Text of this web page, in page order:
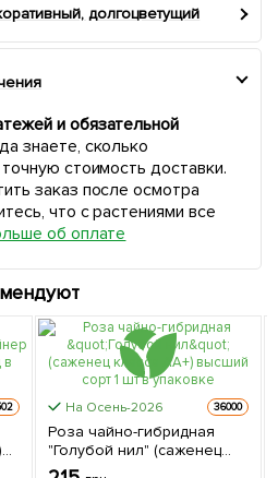
долгоцветущий
и обязательной
знаете, сколько
стоимость доставки.
заказ после осмотра
что с растениями все
об оплате
На Осень-2026 36000
Роза чайно-гибридная
"Голубой нил" (саженец
класса АА+) высший сорт 1